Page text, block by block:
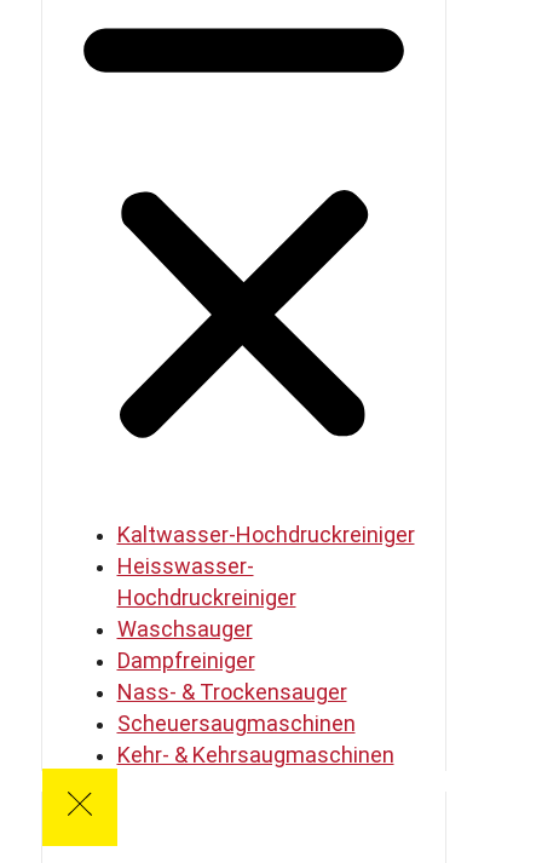
Kaltwasser-Hochdruckreiniger
Heisswasser-
Hochdruckreiniger
Waschsauger
Dampfreiniger
Nass- & Trockensauger
Scheuersaugmaschinen
Kehr- & Kehrsaugmaschinen